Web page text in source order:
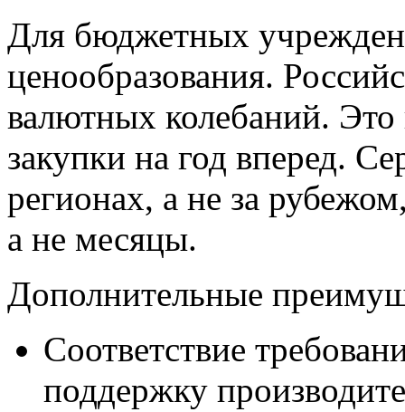
Для бюджетных
ценообразования.
валютных колебаний. Это
закупки на год вперед.
регионах, а не за
а не месяцы.
Дополнительные
Соответствие
поддержку